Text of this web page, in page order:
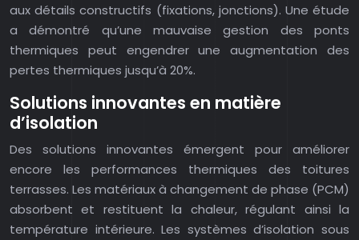
aux détails constructifs (fixations, jonctions). Une étude
a démontré qu’une mauvaise gestion des ponts
thermiques peut engendrer une augmentation des
pertes thermiques jusqu’à 20%.
Solutions innovantes en matière
d’isolation
Des solutions innovantes émergent pour améliorer
encore les performances thermiques des toitures
terrasses. Les matériaux à changement de phase (PCM)
absorbent et restituent la chaleur, régulant ainsi la
température intérieure. Les systèmes d’isolation sous